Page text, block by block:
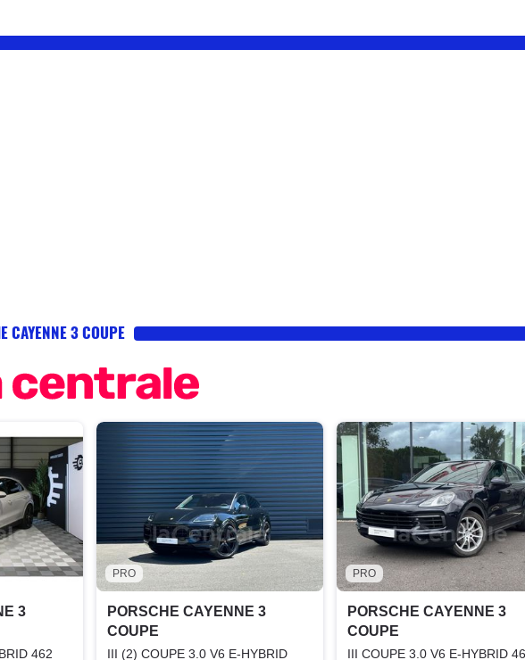
CAYENNE 3 COUPE
3
462
PRO
PORSCHE CAYENNE 3
COUPE
III (2) COUPE 3.0 V6 E-HYBRID
PRO
PORSCHE CAYENNE 3
COUPE
III COUPE 3.0 V6 E-HYBRID